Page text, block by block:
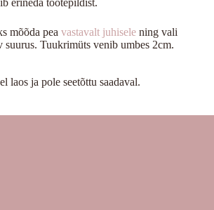
mõõda pea vastavalt juhisele ning vali
suurus. Tuukrimüts venib umbes 2cm.
laos ja pole seetõttu saadaval.